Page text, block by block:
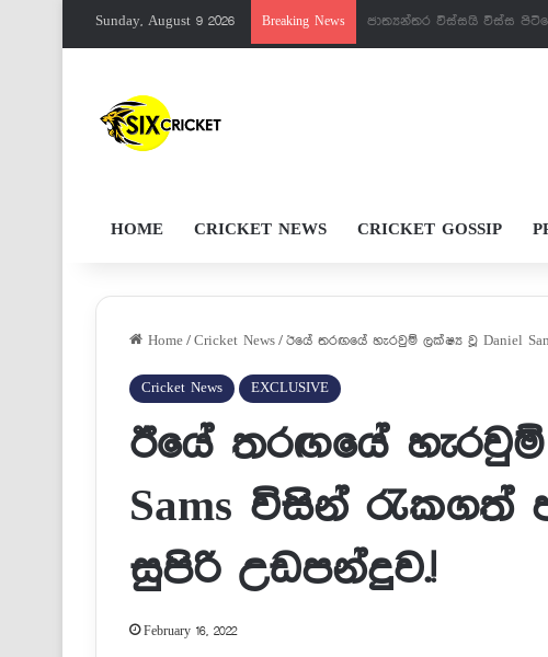
Sunday, August 9 2026 Breaking News පැතුම්ට මරු වැඩක් වෙන්නයි
HOME CRICKET NEWS CRICKET GOSSIP
Home / Cricket News / ඊයේ තරඟයේ හැරවුම් ලක්ෂ්‍ය වූ Daniel
Cricket News EXCLUSIVE
ඊයේ තරඟයේ
Sams විසින් රැකගත්
සුපිරි උඩපන්දුව.!
February 16, 2022